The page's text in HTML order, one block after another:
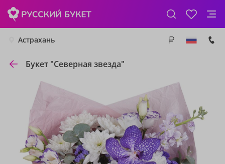
Астрахань
Букет "Северная звезда"